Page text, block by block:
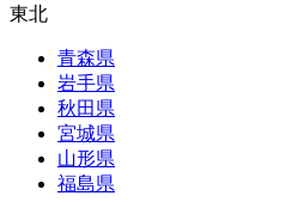
東北
青森県
岩手県
秋田県
宮城県
山形県
福島県